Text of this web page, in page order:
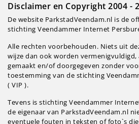
Disclaimer en Copyright 2004 -
De website ParkstadVeendam.nl is de
stichting Veendammer Internet
Alle rechten voorbehouden. Niets uit
wijze dan ook worden vermenigvuldigd,
gemaakt en/of doorgegeven zonder
toestemming van de stichting
( VIP ).
Tevens is stichting Veendammer
de eigenaar van ParkstadVeendam.nl
eventuele fouten in teksten of foto`s